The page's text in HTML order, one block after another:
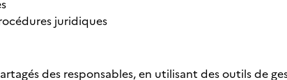
juridiques
des responsables, en utilisant des outils de